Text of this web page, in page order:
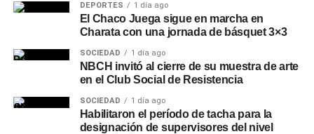
DEPORTES 1 día ago
El Chaco Juega sigue en marcha en
Charata con una jornada de básquet 3×3
SOCIEDAD 1 día ago
NBCH invitó al cierre de su muestra de arte
en el Club Social de Resistencia
SOCIEDAD 1 día ago
Habilitaron el período de tacha para la
designación de supervisores del nivel